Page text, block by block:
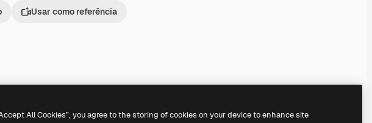
Usar como referência
Pop,Afrobeat,Happy,Groovy,Upbeat
Premium
Premium Premium
Premium
All Cookies”, you agree to the storing of cookies on your device to enhance site